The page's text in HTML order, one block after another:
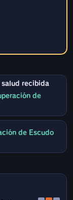
salud recibida
de
de Escudo